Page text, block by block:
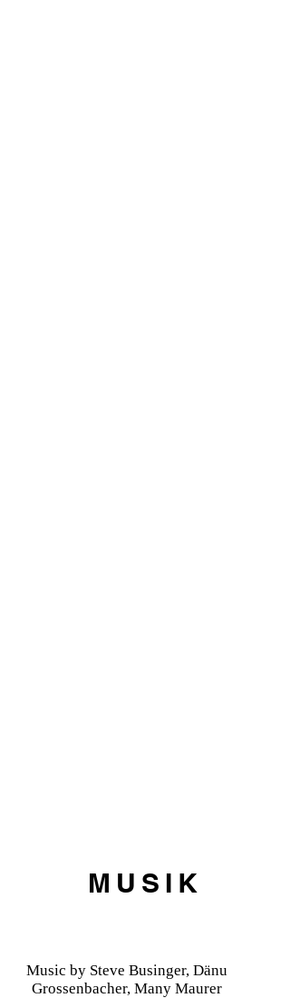
MUSIK
Music by Steve Businger, Dänu
Grossenbacher, Many Maurer